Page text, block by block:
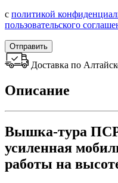
с политикой
пользовательского
Отправить
Доставка по
Описание
Вышка-тура
усиленная
работы на